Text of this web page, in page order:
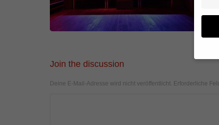
Join the discussion
Deine E-Mail-Adresse wird nicht veröffentlicht. Erforderliche